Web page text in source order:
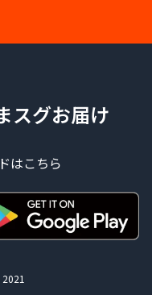
スグお届け
はこちら